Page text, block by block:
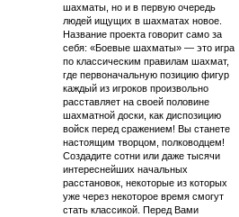
шахматы, но и в первую очередь
людей ищущих в шахматах новое.
Название проекта говорит само за
себя: «Боевые шахматы» — это игра
по классическим правилам шахмат,
где первоначальную позицию фигур
каждый из игроков произвольно
расставляет на своей половине
шахматной доски, как диспозицию
войск перед сражением! Вы станете
настоящим творцом, полководцем!
Создадите сотни или даже тысячи
интереснейших начальных
расстановок, некоторые из которых
уже через некоторое время смогут
стать классикой. Перед Вами